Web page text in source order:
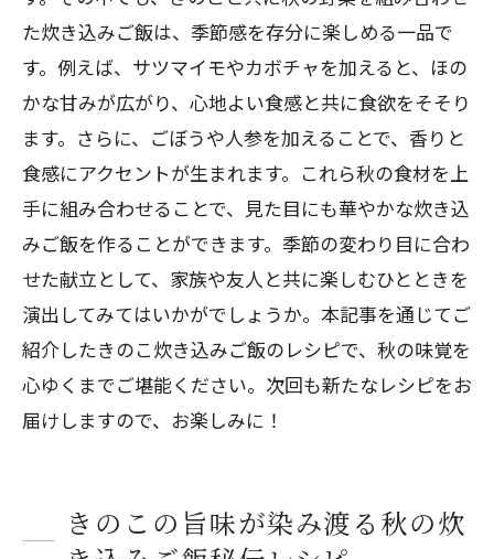
た炊き込みご飯は、季節感を存分に楽しめる一品で
す。例えば、サツマイモやカボチャを加えると、ほの
かな甘みが広がり、心地よい食感と共に食欲をそそり
ます。さらに、ごぼうや人参を加えることで、香りと
食感にアクセントが生まれます。これら秋の食材を上
手に組み合わせることで、見た目にも華やかな炊き込
みご飯を作ることができます。季節の変わり目に合わ
せた献立として、家族や友人と共に楽しむひとときを
演出してみてはいかがでしょうか。本記事を通じてご
紹介したきのこ炊き込みご飯のレシピで、秋の味覚を
心ゆくまでご堪能ください。次回も新たなレシピをお
届けしますので、お楽しみに！
きのこの旨味が染み渡る秋の炊